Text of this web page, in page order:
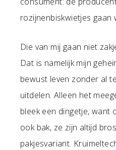
rozijnenbiskwietjes
Die van mij gaan niet
Dat is namelijk mijn
bewust leven zonder al
uitdelen. Alleen het
bleek een dingetje, want
ook bak, ze zijn altijd
pakjesvariant.